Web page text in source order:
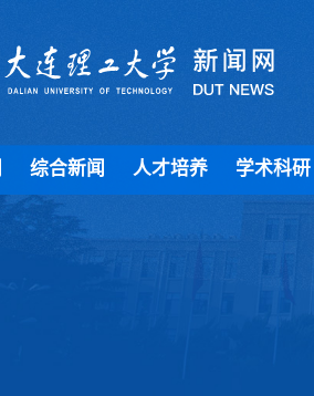
综合新闻 人才培养 学术科研